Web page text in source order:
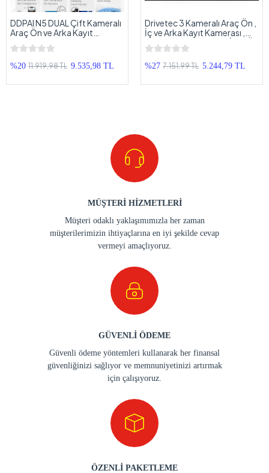
DDPAI N5 DUAL Çift Kameralı
Araç Ön ve Arka Kayıt
kamerası , 4K, Wi-Fi, GPS ,
Araç İçi + Arka Kamera Siyah
%20 11.919,98 TL 9.535,98 TL
Drivetec 3 Kameralı Araç Ön ,
İç ve Arka Kayıt Kamerası ,
Ultra HD, Ekranlı, Araç İçi + Ön
+ Arka Kamera Siyah
%27 7.151,99 TL 5.244,79 TL
MÜŞTERİ HİZMETLERİ
Müşteri odaklı yaklaşımımızla her zaman
müşterilerimizin ihtiyaçlarına en iyi şekilde cevap
vermeyi amaçlıyoruz.
GÜVENLİ ÖDEME
Güvenli ödeme yöntemleri kullanarak her finansal
güvenliğinizi sağlıyor ve memnuniyetinizi artırmak
için çalışıyoruz.
ÖZENLİ PAKETLEME